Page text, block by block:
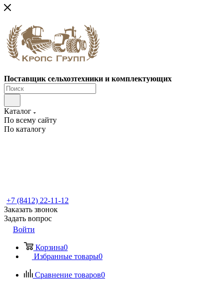
Поставщик сельхозтехники и комплектующих
Каталог
По всему сайту
По каталогу
+7 (8412) 22-11-12
Заказать звонок
Задать вопрос
Войти
Корзина0
Избранные товары0
Сравнение товаров0